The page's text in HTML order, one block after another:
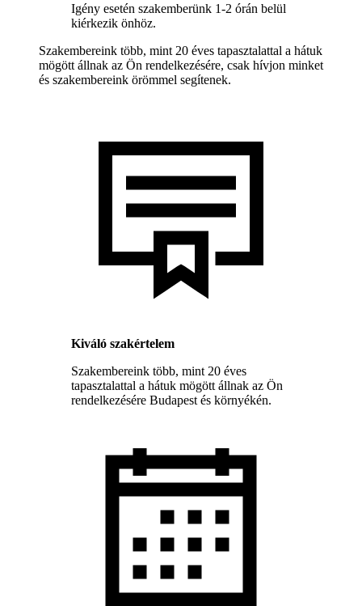
Igény esetén szakemberünk 1-2 órán belül
kiérkezik önhöz.
Szakembereink több, mint 20 éves tapasztalattal a hátuk
mögött állnak az Ön rendelkezésére, csak hívjon minket
és szakembereink örömmel segítenek.
Kiváló szakértelem
Szakembereink több, mint 20 éves
tapasztalattal a hátuk mögött állnak az Ön
rendelkezésére Budapest és környékén.